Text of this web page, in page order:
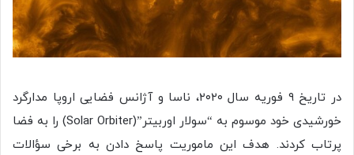
در تاریخ ۹ فوریه سال ۲۰۲۰، ناسا و آژانس فضایی اروپا مدارگرد
خورشیدی خود موسوم به “سولار اوربیتر”(Solar Orbiter) را به فضا
پرتاب کردند. هدف این ماموریت پاسخ دادن به برخی سؤالات